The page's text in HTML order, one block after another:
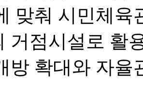
맞춰 시민체육
거점시설로 활
방 확대와 자율